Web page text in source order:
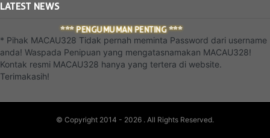
LATESTNEWS
*** PENGUMUMAN PENTING ***
* Pihak MACAU328 Tidak pernah meminta Password dari username
anda! Waspada Penipuan yang mengatasnamakan MACAU328!
Kontak resmi MACAU328 hanya yang tertera di website.
Terimakasih!
© Copyright 2014 - 2026 . All Rights Reserved.